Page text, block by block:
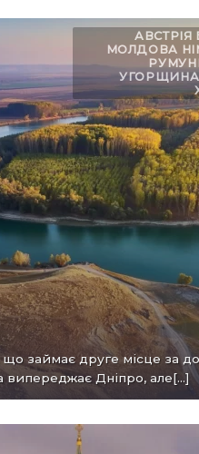
АВСТРІЯ
МОЛДОВА
УГОРЩИНА
випереджає Дніпро, але[...]